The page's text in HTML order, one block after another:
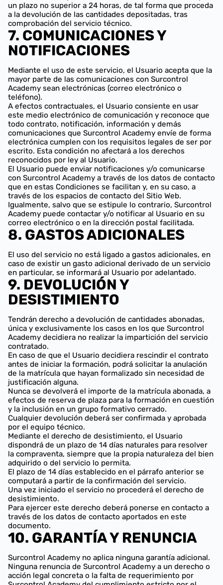
un plazo no superior a 24 horas, de tal forma que proceda
a la devolución de las cantidades depositadas, tras
comprobación del servicio técnico.
7. COMUNICACIONES Y
NOTIFICACIONES
Mediante el uso de este servicio, el Usuario acepta que la
mayor parte de las comunicaciones con Surcontrol
Academy sean electrónicas (correo electrónico o
teléfono).
A efectos contractuales, el Usuario consiente en usar
este medio electrónico de comunicación y reconoce que
todo contrato, notificación, información y demás
comunicaciones que Surcontrol Academy envíe de forma
electrónica cumplen con los requisitos legales de ser por
escrito. Esta condición no afectará a los derechos
reconocidos por ley al Usuario.
El Usuario puede enviar notificaciones y/o comunicarse
con Surcontrol Academy a través de los datos de contacto
que en estas Condiciones se facilitan y, en su caso, a
través de los espacios de contacto del Sitio Web.
Igualmente, salvo que se estipule lo contrario, Surcontrol
Academy puede contactar y/o notificar al Usuario en su
correo electrónico o en la dirección postal facilitada.
8. GASTOS ADICIONALES
El uso del servicio no está ligado a gastos adicionales, en
caso de existir un gasto adicional derivado de un servicio
en particular, se informará al Usuario por adelantado.
9. DEVOLUCIÓN Y
DESISTIMIENTO
Tendrán derecho a devolución de cantidades abonadas,
única y exclusivamente los casos en los que Surcontrol
Academy decidiera no realizar la impartición del servicio
contratado.
En caso de que el Usuario decidiera rescindir el contrato
antes de iniciar la formación, podrá solicitar la anulación
de la matrícula que hayan formalizado sin necesidad de
justificación alguna.
Nunca se devolverá el importe de la matrícula abonada, a
efectos de reserva de plaza para la formación en cuestión
y la inclusión en un grupo formativo cerrado.
Cualquier devolución deberá ser confirmada y aprobada
por el equipo técnico.
Mediante el derecho de desistimiento, el Usuario
dispondrá de un plazo de 14 días naturales para resolver
la compraventa, siempre que la propia naturaleza del bien
adquirido o del servicio lo permita.
El plazo de 14 días establecido en el párrafo anterior se
computará a partir de la confirmación del servicio.
Una vez iniciado el servicio no procederá el derecho de
desistimiento.
Para ejercer este derecho deberá ponerse en contacto a
través de los datos de contacto aportados en este
documento.
10. GARANTÍA Y RENUNCIA
Surcontrol Academy no aplica ninguna garantía adicional.
Ninguna renuncia de Surcontrol Academy a un derecho o
acción legal concreta o la falta de requerimiento por